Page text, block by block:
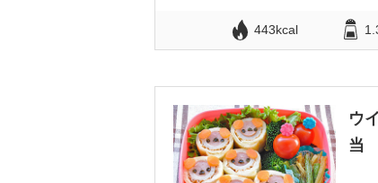
443kcal
ウ
当